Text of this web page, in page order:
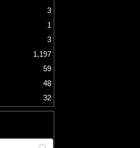
3
1
3
1,197
59
48
32